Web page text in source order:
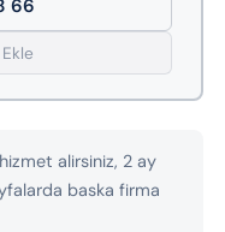
66
alirsiniz, 2 ay
baska firma